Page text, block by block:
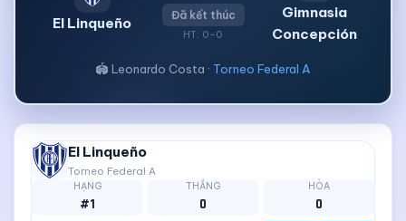
El Linqueño Đã kết thúc
HT: 0-0
Gimnasia
Concepción
🏟 Leonardo Costa · Torneo Federal A
El Linqueño
Torneo Federal A
HẠNG
#1
THẮNG
0
HÒA
0